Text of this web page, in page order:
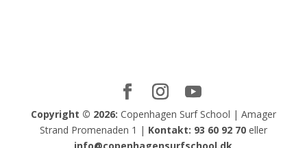
Copyright © 2026: Copenhagen Surf School | Amager
Strand Promenaden 1 | Kontakt: 93 60 92 70eller